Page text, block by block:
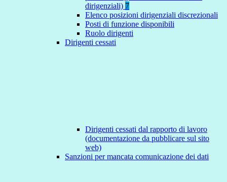
dirigenziali) 7
Elenco posizioni dirigenziali discrezionali
Posti di funzione disponibili
Ruolo dirigenti
Dirigenti cessati
Dirigenti cessati dal rapporto di lavoro
(documentazione da pubblicare sul sito
web)
Sanzioni per mancata comunicazione dei dati